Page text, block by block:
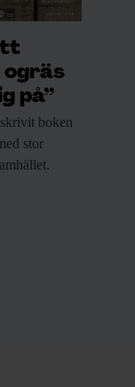
ogräs
på”
boken
stor